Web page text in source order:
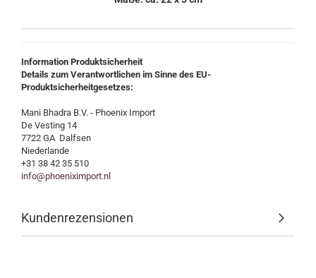
Information Produktsicherheit
Details zum Verantwortlichen im Sinne des EU-
Produktsicherheitgesetzes:
Mani Bhadra B.V. - Phoenix Import
De Vesting 14
7722 GA Dalfsen
Niederlande
+31 38 42 35 510
info@phoeniximport.nl
Kundenrezensionen